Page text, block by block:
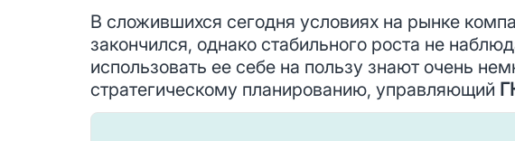
В сложившихся сегодня условиях на рынке
закончился, однако стабильного роста не
использовать ее себе на пользу знают очень
стратегическому планированию, управляющий